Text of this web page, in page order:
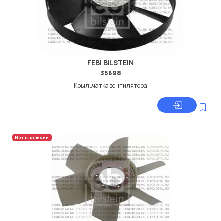
FEBI BILSTEIN
35698
Крыльчатка вентилятора
Нет в наличии